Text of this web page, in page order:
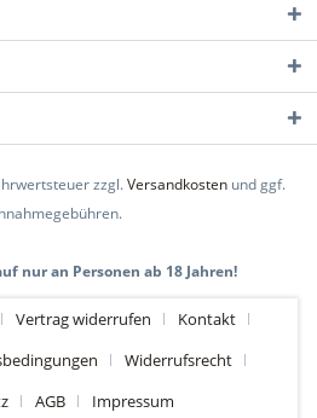
zzgl.Versandkosten und ggf.
nur an Personen ab 18 Jahren!
Vertrag widerrufen
Kontakt
Widerrufsrecht
AGB Impressum